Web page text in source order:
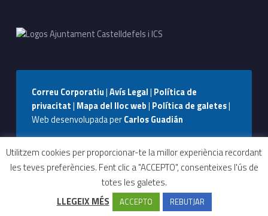
Contactar Can Bou CUAP
Correu Corporatiu|Avís Legal| Política de
privacitat| Mapa del lloc web| Política de galetes|
Web desenvolupada perCarlos Guadián
Seguiu-nos a Facebook
Seguiu-nos a Instagram
Seguiu-nos a WhatsApp
Back to top ↑
Utilitzem cookies per proporcionar-te la millor experiència recordant
les teves preferències. Fent clic a "ACCEPTO", consenteixes l'ús de
totes les galetes.
LLEGEIX MÉS
ACCEPTO REBUTJAR